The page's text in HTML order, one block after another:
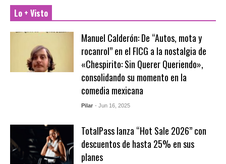
Lo + Visto
Manuel Calderón: De “Autos, mota y
rocanrol” en el FICG a la nostalgia de
«Chespirito: Sin Querer Queriendo»,
consolidando su momento en la
comedia mexicana
Pilar - Jun 16, 2025
TotalPass lanza “Hot Sale 2026” con
descuentos de hasta 25% en sus
planes